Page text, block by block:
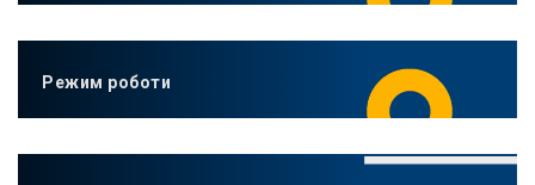
Режим роботи